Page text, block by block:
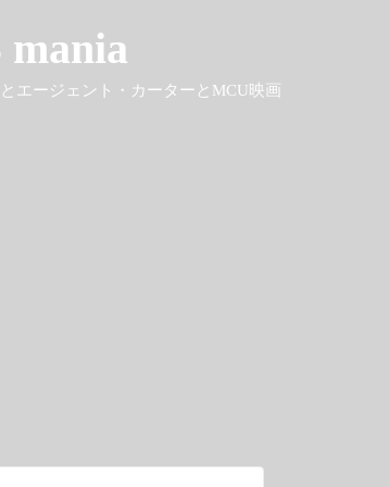
mania
エージェント・カーターとMCU映画